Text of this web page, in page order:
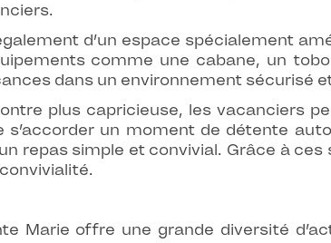
d’un espace spécialement
comme une cabane, un
dans un environnement sécurisé
plus capricieuse, les vacanciers
s’accorder un moment de détente
repas simple et convivial. Grâce à
Marie offre une grande diversité